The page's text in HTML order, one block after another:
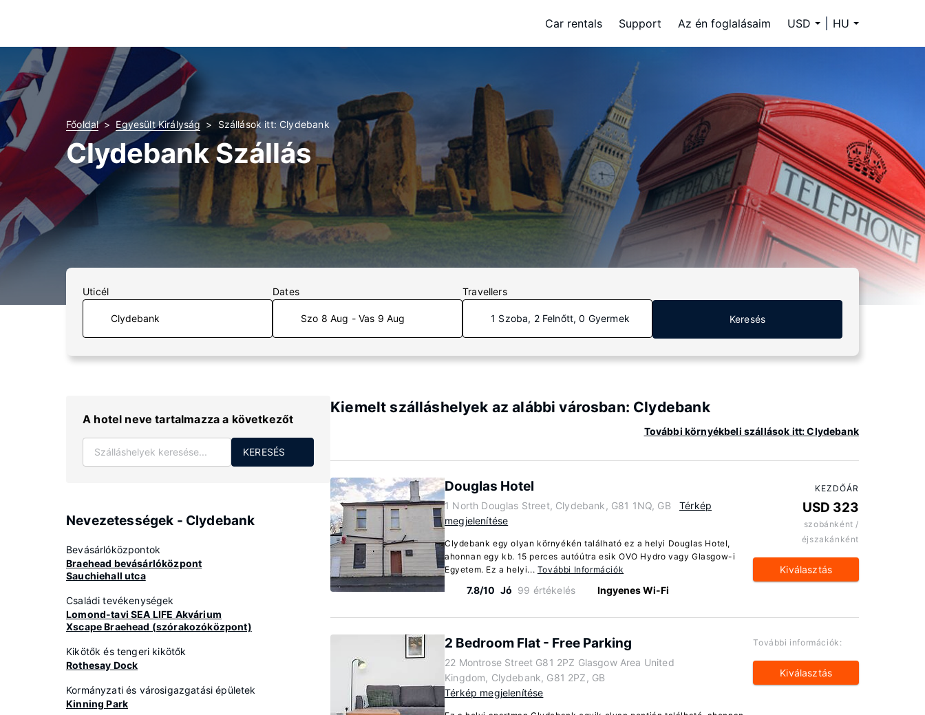
Car rentals Support Az én foglalásaim USD HU
Főoldal Egyesült Királyság Szállások itt: Clydebank
Clydebank Szállás
Uticél Dates
Szo 8 Aug - Vas 9 Aug
Travellers
1 Szoba, 2 Felnőtt, 0 Gyermek Keresés
A hotel neve tartalmazza a következőt
KERESÉS
Nevezetességek - Clydebank
Bevásárlóközpontok
Braehead bevásárlóközpont
Sauchiehall utca
Családi tevékenységek
Lomond-tavi SEA LIFE Akvárium
Xscape Braehead (szórakozóközpont)
Kikötők és tengeri kikötők
Rothesay Dock
Kormányzati és városigazgatási épületek
Kinning Park
Kiemelt szálláshelyek az alábbi városban: Clydebank
További környékbeli szállások itt: Clydebank
Douglas Hotel
1 North Douglas Street, Clydebank, G81 1NQ, GB
Térkép
megjelenítése
Clydebank egy olyan környékén található ez a helyi Douglas Hotel,
ahonnan egy kb. 15 perces autóútra esik OVO Hydro vagy Glasgow-i
Egyetem. Ez a helyi... További Információk
7.8/10 Jó 99 értékelés Ingyenes Wi-Fi
KEZDŐÁR
USD 323
szobánként /
éjszakánként
Kiválasztás
2 Bedroom Flat - Free Parking
22 Montrose Street G81 2PZ Glasgow Area United
Kingdom, Clydebank, G81 2PZ, GB
Térkép megjelenítése
További információk:
Kiválasztás